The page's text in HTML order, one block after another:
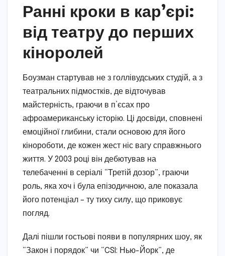
Ранні кроки в кар’єрі:
від театру до перших
кіноролей
Боузман стартував не з голлівудських студій, а з
театральних підмостків, де відточував
майстерність, граючи в п’єсах про
афроамериканську історію. Ці досвіди, сповнені
емоційної глибини, стали основою для його
кінороботи, де кожен жест ніс вагу справжнього
життя. У 2003 році він дебютував на
телебаченні в серіалі “Третій дозор”, граючи
роль, яка хоч і була епізодичною, але показала
його потенціал – ту тиху силу, що приковує
погляд.
Далі пішли гостьові появи в популярних шоу, як
“Закон і порядок” чи “CSI: Нью-Йорк”, де